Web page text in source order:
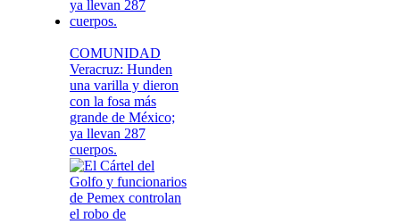
COMUNIDAD
Veracruz: Hunden
una varilla y dieron
con la fosa más
grande de México;
ya llevan 287
cuerpos.